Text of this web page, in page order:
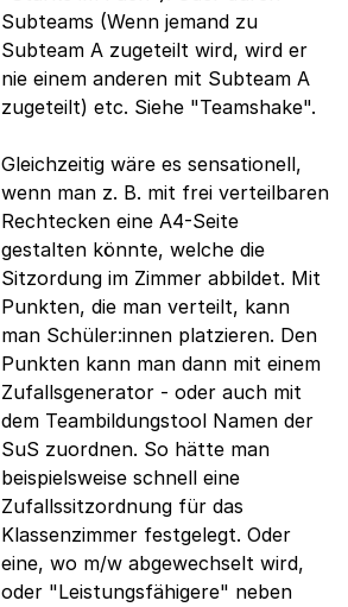
Subteams (Wenn jemand zu
Subteam A zugeteilt wird, wird er
nie einem anderen mit Subteam A
zugeteilt) etc. Siehe "Teamshake".
Gleichzeitig wäre es sensationell,
wenn man z. B. mit frei verteilbaren
Rechtecken eine A4-Seite
gestalten könnte, welche die
Sitzordung im Zimmer abbildet. Mit
Punkten, die man verteilt, kann
man Schüler:innen platzieren. Den
Punkten kann man dann mit einem
Zufallsgenerator - oder auch mit
dem Teambildungstool Namen der
SuS zuordnen. So hätte man
beispielsweise schnell eine
Zufallssitzordnung für das
Klassenzimmer festgelegt. Oder
eine, wo m/w abgewechselt wird,
oder "Leistungsfähigere" neben